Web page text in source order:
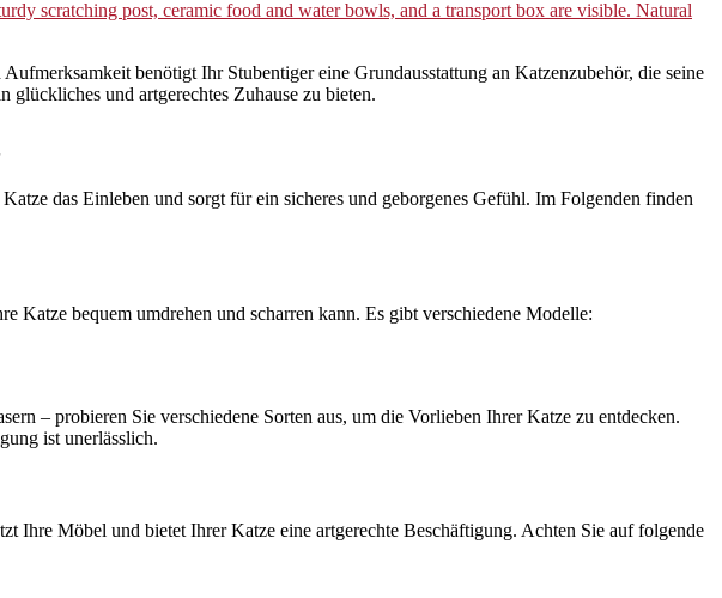
benötigt Ihr Stubentiger eine Grundausstattung an Katzenzubehör, die seine
und artgerechtes Zuhause zu bieten.
das Einleben und sorgt für ein sicheres und geborgenes Gefühl. Im Folgenden finden
Katze bequem umdrehen und scharren kann. Es gibt verschiedene Modelle:
– probieren Sie verschiedene Sorten aus, um die Vorlieben Ihrer Katze zu entdecken.
ist unerlässlich.
Ihre Möbel und bietet Ihrer Katze eine artgerechte Beschäftigung. Achten Sie auf folgende